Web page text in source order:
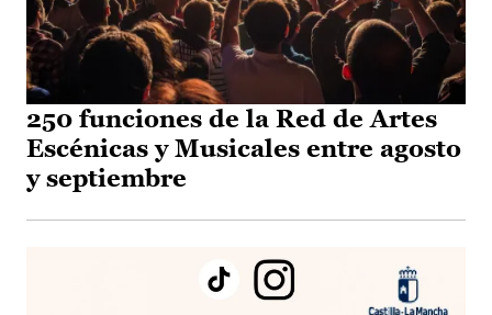
250 funciones de la Red de Artes
Escénicas y Musicales entre agosto
y septiembre